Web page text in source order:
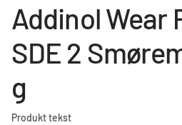
Addinol Wear
SDE 2
g
Produkt tekst